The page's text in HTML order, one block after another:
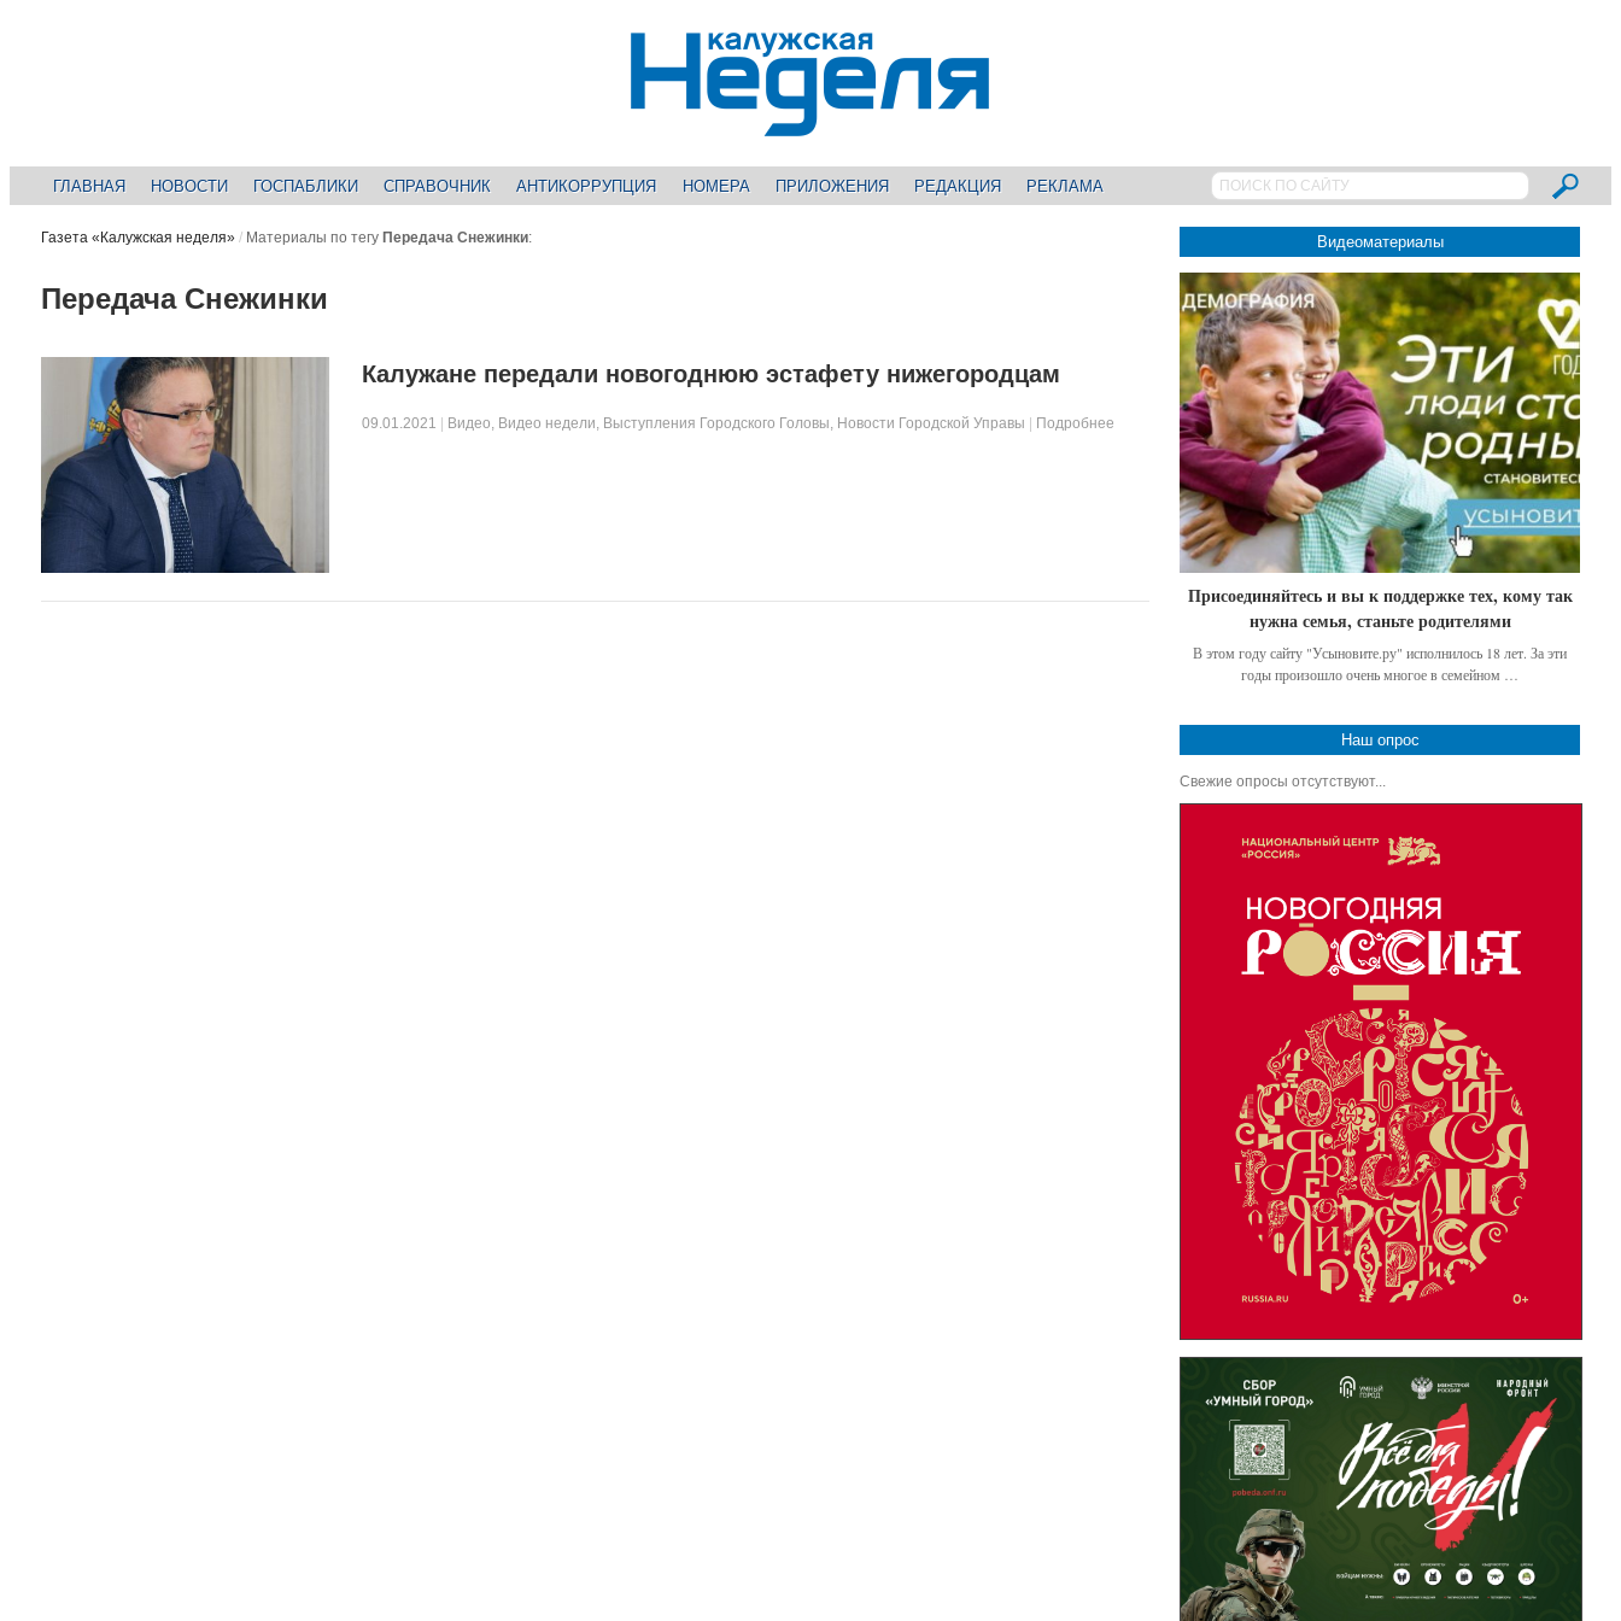
ГЛАВНАЯ НОВОСТИ ГОСПАБЛИКИ СПРАВОЧНИК АНТИКОРРУПЦИЯ НОМЕРА ПРИЛОЖЕНИЯ РЕДАКЦИЯ РЕКЛАМА
Газета «Калужская неделя» / Материалы по тегу Передача Снежинки:
Передача Снежинки
Калужане передали новогоднюю эстафету нижегородцам
09.01.2021 Видео, Видео недели, Выступления Городского Головы, Новости Городской Управы Подробнее
Видеоматериалы
Присоединяйтесь и вы к поддержке тех, кому так
нужна семья, станьте родителями
В этом году сайту "Усыновите.ру" исполнилось 18 лет. За эти
годы произошло очень многое в семейном …
Наш опрос
Свежие опросы отсутствуют...